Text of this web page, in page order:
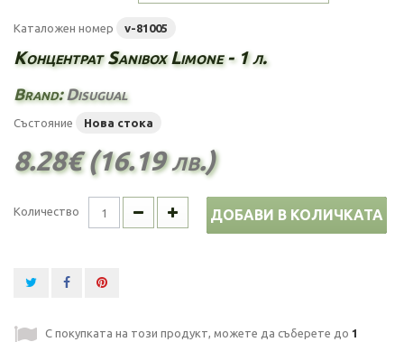
Каталожен номер v-81005
Концентрат Sanibox Limone - 1 л.
Brand:Disugual
Състояние Нова стока
8.28€ (16.19 лв.)
Количество ДОБАВИ В КОЛИЧКАТА
С покупката на този продукт, можете да съберете до 1